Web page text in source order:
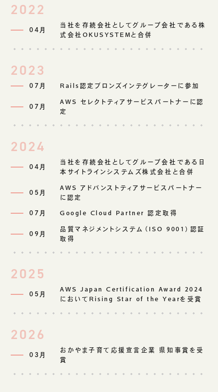
2022
04月
当社を存続会社としてグループ会社である株
式会社OKUSYSTEMと合併
2023
07月 Rails認定ブロンズインテグレーターに参加
07月
AWS セレクトティアサービスパートナーに認
定
2024
04月
当社を存続会社としてグループ会社である日
本サイトラインシステムズ株式会社と合併
05月
AWS アドバンストティアサービスパートナー
に認定
07月 Google Cloud Partner 認定取得
09月
品質マネジメントシステム（ISO 9001）認証
取得
2025
05月
AWS Japan Certification Award 2024
においてRising Star of the Yearを受賞
2026
03月
おかやま子育て応援宣言企業 県知事賞を受
賞